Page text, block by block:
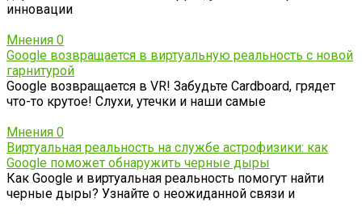
инновации
Мнения 0
Google возвращается в виртуальную реальность с новой
гарнитурой
Google возвращается в VR! Забудьте Cardboard, грядет
что-то крутое! Слухи, утечки и наши самые
Мнения 0
Виртуальная реальность на службе астрофизики: как
Google поможет обнаружить черные дыры
Как Google и виртуальная реальность помогут найти
черные дыры? Узнайте о неожиданной связи и